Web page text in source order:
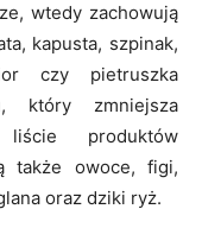
wtedy zachowują
kapusta, szpinak,
czy pietruszka
który zmniejsza
produktów
także owoce, figi,
oraz dziki ryż.